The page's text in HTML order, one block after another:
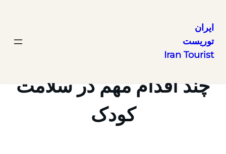
رفتن
ایران
توریست
Iran Tourist
چند اقدام مهم در سلامت
کودک